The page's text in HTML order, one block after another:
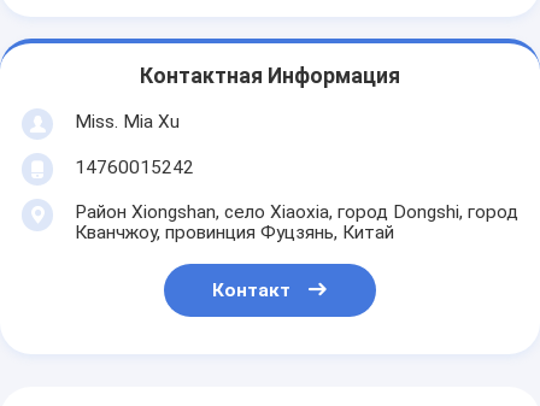
Контактная Информация
Miss. Mia Xu
14760015242
Район Xiongshan, село Xiaoxia, город Dongshi, город
Кванчжоу, провинция Фуцзянь, Китай
Контакт